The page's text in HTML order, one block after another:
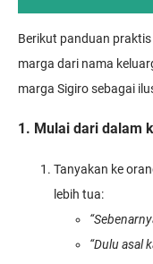
Berikut panduan
marga dari nama
marga Sigiro sebagai
1. Mulai dari dalam
Tanyakan ke
lebih tua:
“Dulu asal